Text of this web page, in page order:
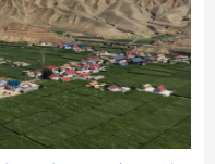
河北 山西
上海 江苏
福建 江西